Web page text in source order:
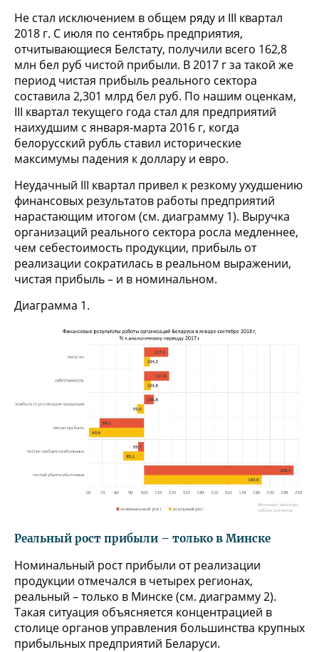
Не стал исключением в общем ряду и III квартал
2018 г. С июля по сентябрь предприятия,
отчитывающиеся Белстату, получили всего 162,8
млн бел руб чистой прибыли. В 2017 г за такой же
период чистая прибыль реального сектора
составила 2,301 млрд бел руб. По нашим оценкам,
III квартал текущего года стал для предприятий
наихудшим с января-марта 2016 г, когда
белорусский рубль ставил исторические
максимумы падения к доллару и евро.
Неудачный III квартал привел к резкому ухудшению
финансовых результатов работы предприятий
нарастающим итогом (см. диаграмму 1). Выручка
организаций реального сектора росла медленнее,
чем себестоимость продукции, прибыль от
реализации сократилась в реальном выражении,
чистая прибыль – и в номинальном.
Диаграмма 1.
Реальный рост прибыли – только в Минске
Номинальный рост прибыли от реализации
продукции отмечался в четырех регионах,
реальный – только в Минске (см. диаграмму 2).
Такая ситуация объясняется концентрацией в
столице органов управления большинства крупных
прибыльных предприятий Беларуси.